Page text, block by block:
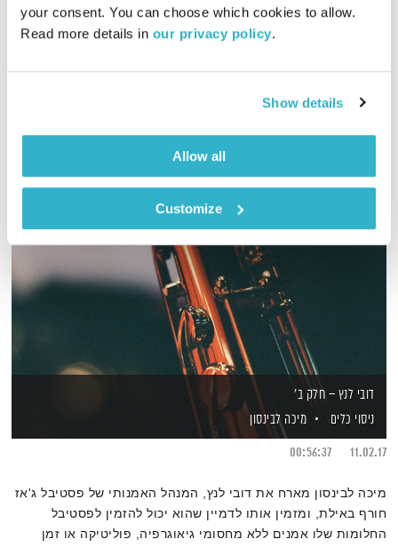
your consent. You can choose which cookies to allow.
Read more details in our privacy policy.
Show details
Allow all
Customize
12.05.19
00:56:53
דובי לנץ – חלק ב'
ניסוי כלים
מיכה לבינסון
11.02.17
00:56:37
מיכה לבינסון מארח את דובי לנץ, המנהל האמנותי של פסטיבל ג'אז
חורף באילת, ומזמין אותו לדמיין שהוא יכול להזמין לפסטיבל
החלומות שלו אמנים ללא מחסומי גיאוגרפיה, פוליטיקה או זמן